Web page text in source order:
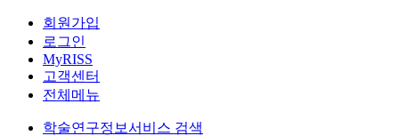
회원가입
로그인
MyRISS
고객센터
전체메뉴
학술연구정보서비스 검색